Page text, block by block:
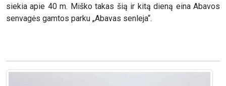
siekia apie 40 m. Miško takas šią ir kitą dieną eina Abavos
senvagės gamtos parku „Abavas senleja“.